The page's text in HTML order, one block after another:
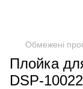
Обмежені
Плойка
DSP-